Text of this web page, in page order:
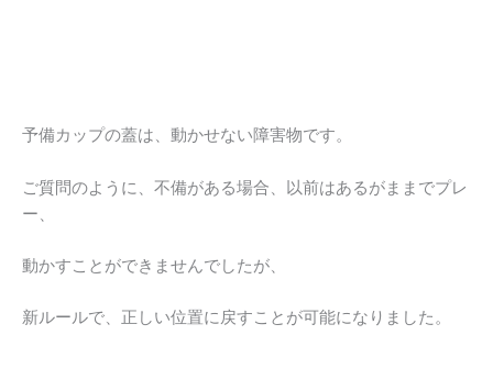
予備カップの蓋は、動かせない障害物です。
ご質問のように、不備がある場合、以前はあるがままでプレ
ー、
動かすことができませんでしたが、
新ルールで、正しい位置に戻すことが可能になりました。